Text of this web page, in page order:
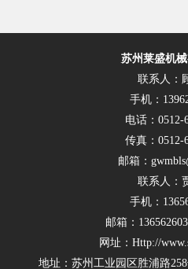
苏州莱盛机
联系人：
手机：
电话：0512-
传真：0512-
邮箱：
联系人：
手机：
邮箱：
网址：Http://
地址：苏州工业园区胜浦路